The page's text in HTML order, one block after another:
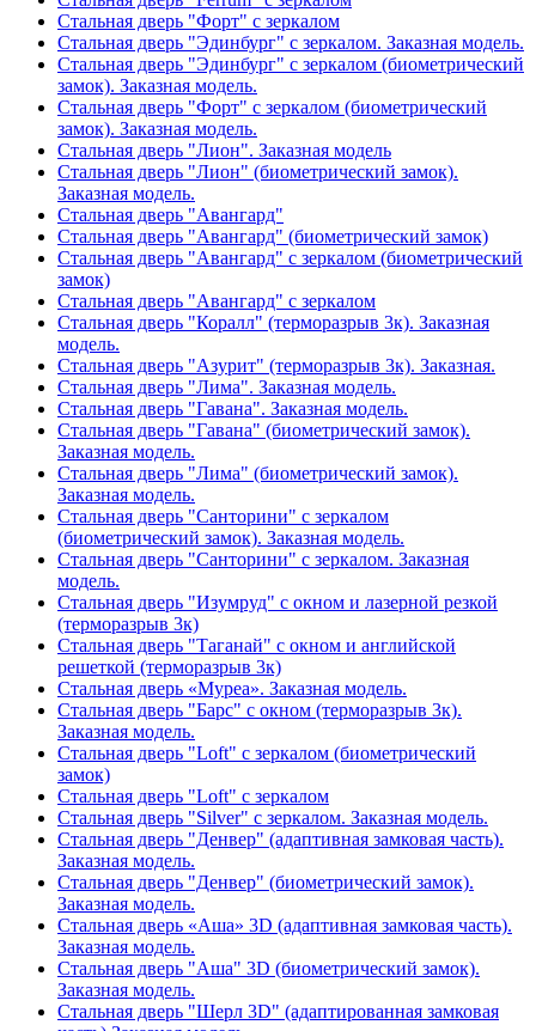
Стальная дверь "Форт" с зеркалом
Стальная дверь "Эдинбург" с зеркалом. Заказная модель.
Стальная дверь "Эдинбург" с зеркалом (биометрический
замок). Заказная модель.
Стальная дверь "Форт" с зеркалом (биометрический
замок). Заказная модель.
Стальная дверь "Лион". Заказная модель
Стальная дверь "Лион" (биометрический замок).
Заказная модель.
Стальная дверь "Авангард"
Стальная дверь "Авангард" (биометрический замок)
Стальная дверь "Авангард" с зеркалом (биометрический
замок)
Стальная дверь "Авангард" с зеркалом
Стальная дверь "Коралл" (терморазрыв 3к). Заказная
модель.
Стальная дверь "Азурит" (терморазрыв 3к). Заказная.
Стальная дверь "Лима". Заказная модель.
Стальная дверь "Гавана". Заказная модель.
Стальная дверь "Гавана" (биометрический замок).
Заказная модель.
Стальная дверь "Лима" (биометрический замок).
Заказная модель.
Стальная дверь "Санторини" с зеркалом
(биометрический замок). Заказная модель.
Стальная дверь "Санторини" с зеркалом. Заказная
модель.
Стальная дверь "Изумруд" с окном и лазерной резкой
(терморазрыв 3к)
Стальная дверь "Таганай" с окном и английской
решеткой (терморазрыв 3к)
Стальная дверь «Муреа». Заказная модель.
Стальная дверь "Барс" с окном (терморазрыв 3к).
Заказная модель.
Стальная дверь "Loft" с зеркалом (биометрический
замок)
Стальная дверь "Loft" с зеркалом
Стальная дверь "Silver" с зеркалом. Заказная модель.
Стальная дверь "Денвер" (адаптивная замковая часть).
Заказная модель.
Стальная дверь "Денвер" (биометрический замок).
Заказная модель.
Стальная дверь «Аша» 3D (адаптивная замковая часть).
Заказная модель.
Стальная дверь "Аша" 3D (биометрический замок).
Заказная модель.
Стальная дверь "Шерл 3D" (адаптированная замковая